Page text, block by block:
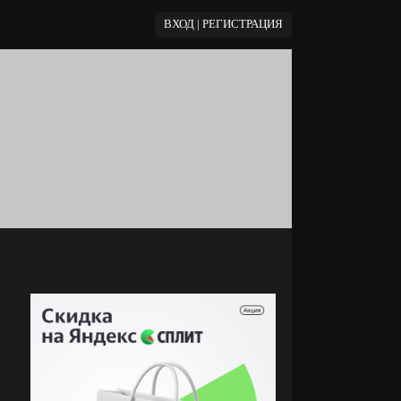
ВХОД | РЕГИСТРАЦИЯ